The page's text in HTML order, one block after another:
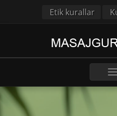
Etik kurallar